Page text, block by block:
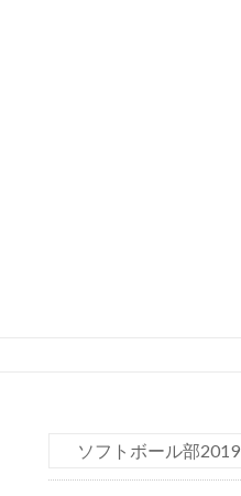
ソフトボール部2019